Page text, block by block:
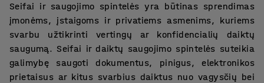
Seifai ir saugojimo spintelės yra būtinas sprendimas
įmonėms, įstaigoms ir privatiems asmenims, kuriems
svarbu užtikrinti vertingų ar konfidencialių daiktų
saugumą. Seifai ir daiktų saugojimo spintelės suteikia
galimybę saugoti dokumentus, pinigus, elektronikos
prietaisus ar kitus svarbius daiktus nuo vagysčių bei